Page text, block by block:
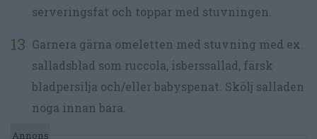
serveringsfat och toppar med stuvningen.
Garnera gärna omeletten med stuvning med ex.
salladsblad som ruccola, isberssallad, färsk
bladpersilja och/eller babyspenat. Skölj salladen
noga innan bara.